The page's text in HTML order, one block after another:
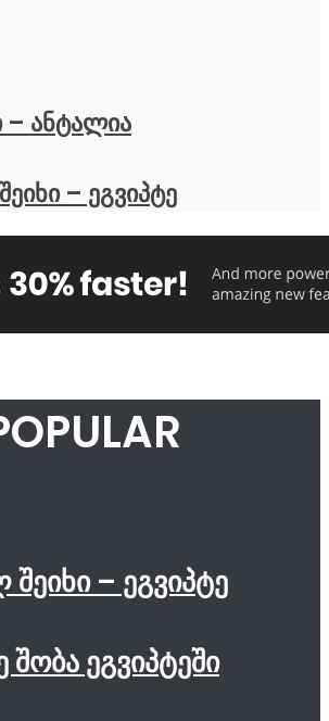
ანტალია
– ეგვიპტე
– ეგვიპტე
შობა ეგვიპტეში